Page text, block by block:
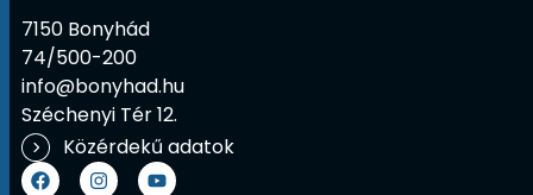
7150 Bonyhád
74/500-200
info@bonyhad.hu
Széchenyi Tér 12.
Közérdekű adatok